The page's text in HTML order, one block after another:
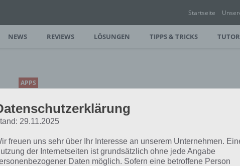
Startseite
NEWS REVIEWS LÖSUNGEN TIPPS & TRICKS
APPS
SNIPER FURY:
KOSTENLOSER SHOOTER
AUF KOSTEN DES
SPIELVERGNÜGENS
PAUL STELZER-26. DEZEMBER 2015
29.11.2025
freuen uns sehr über Ihr Interesse an unserem Unternehmen.
der Internetseiten ist grundsätzlich ohne jede Angabe
Daten möglich. Sofern eine betroffene Person